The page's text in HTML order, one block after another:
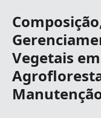
Vegetais